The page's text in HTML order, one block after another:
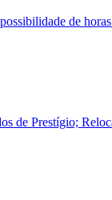
de
de Prestígio;